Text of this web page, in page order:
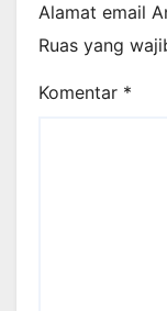
Alamat email
Ruas yang
Komentar *